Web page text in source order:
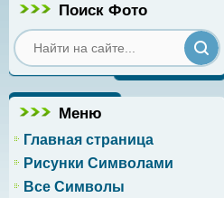
Поиск Фото
Меню
Главная страница
Рисунки Символами
Все Символы